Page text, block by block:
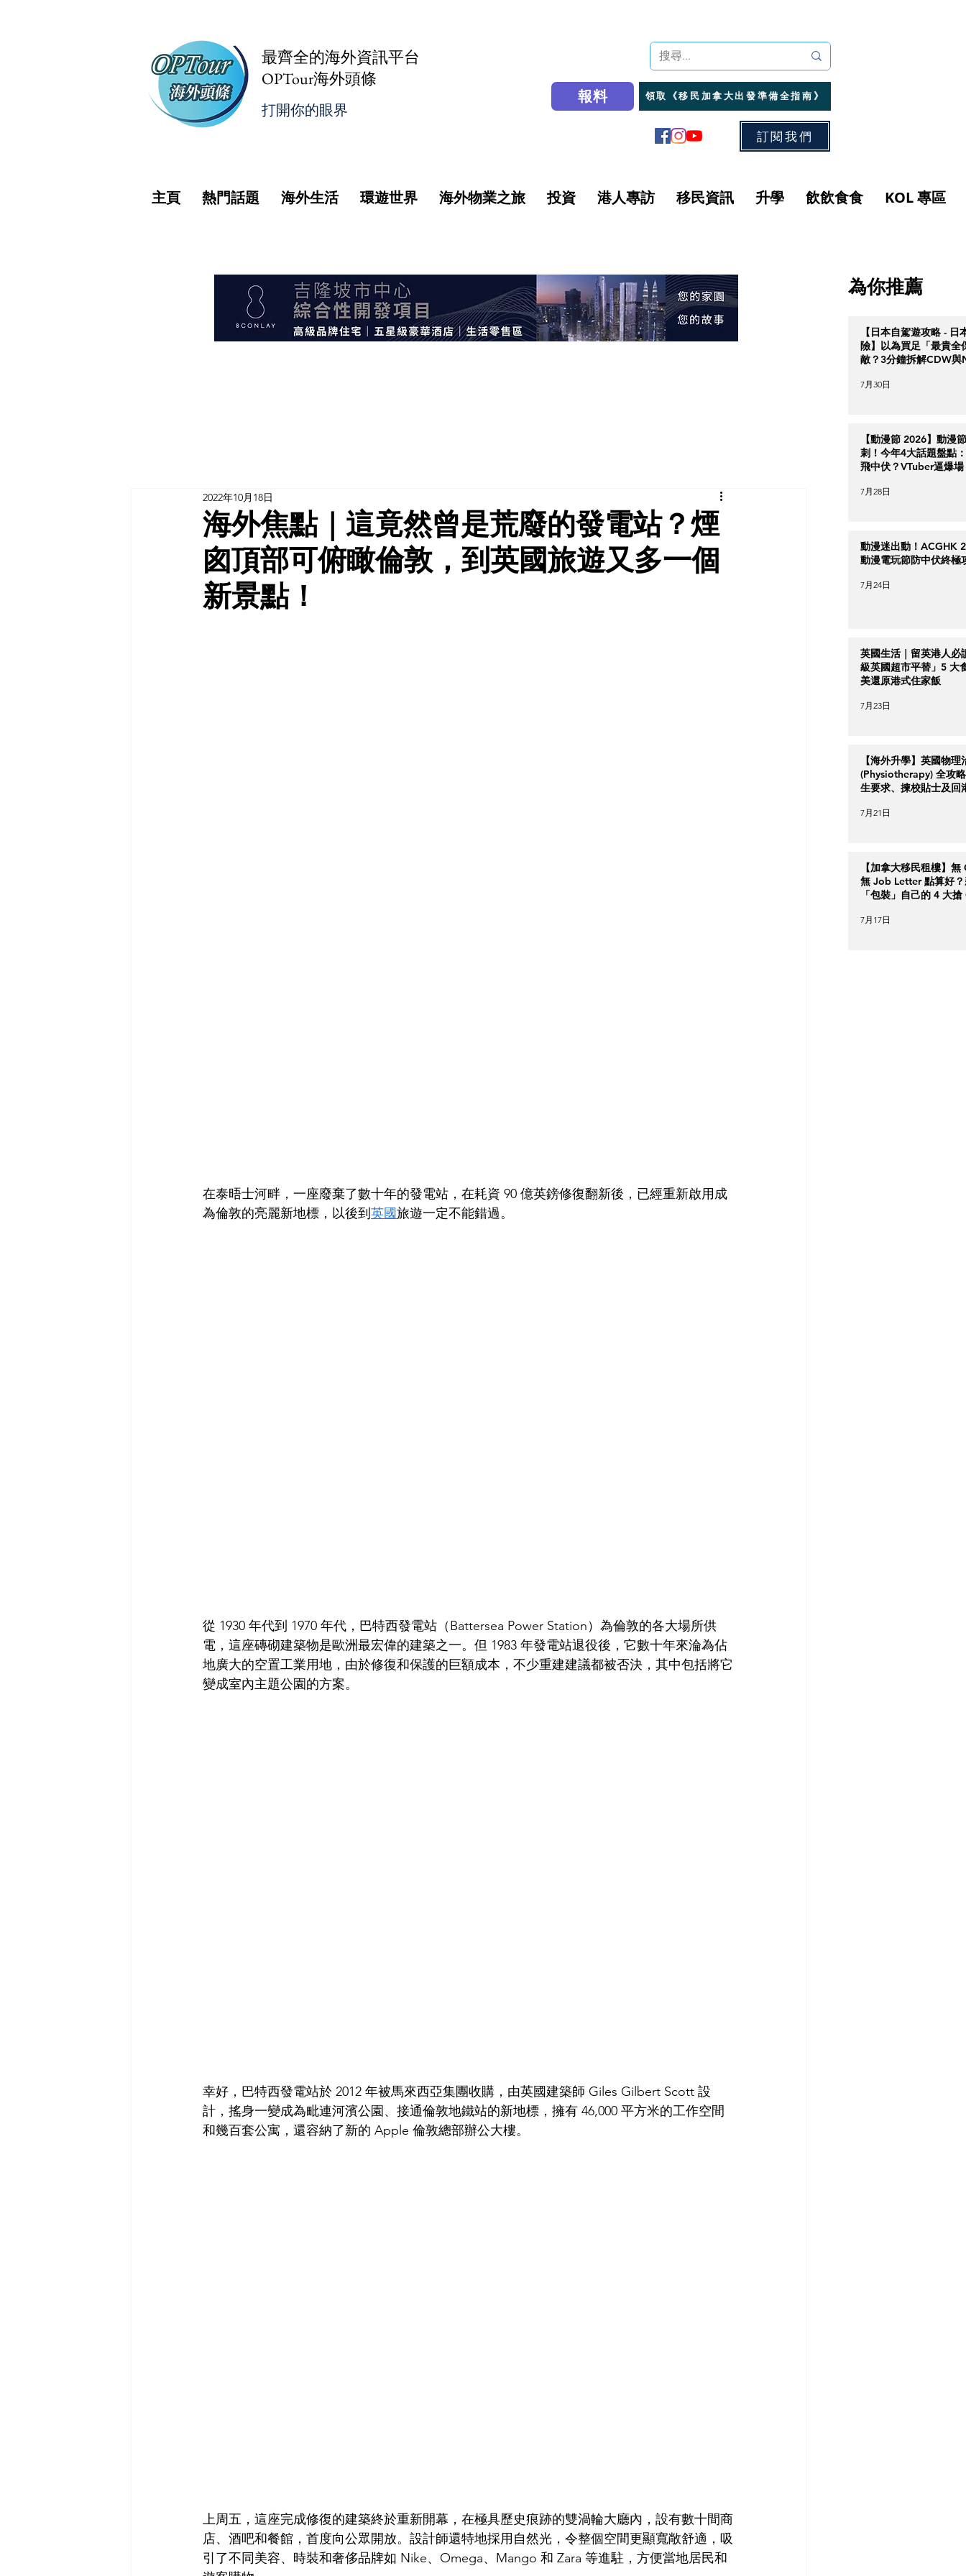
最齊全的海外資訊平台
OPTour海外頭條
打開你的眼界
報料 領取《移民加拿大出發準備全指南》
訂閱我們
主頁 熱門話題 海外生活 環遊世界 海外物業之旅 投資 港人專訪 移民資訊 升學 飲飲食食 KOL 專區
海外焦點｜這竟然曾是荒廢的發電站？煙
囪頂部可俯瞰倫敦，到英國旅遊又多一個
新景點！
2022年10月18日
在泰晤士河畔，一座廢棄了數十年的發電站，在耗資 90 億英鎊修復翻新後，已經重新啟用成
為倫敦的亮麗新地標，以後到 英國旅遊一定不能錯過。
從 1930 年代到 1970 年代，巴特西發電站（Battersea Power Station）為倫敦的各大場所供
電，這座磚砌建築物是歐洲最宏偉的建築之一。但 1983 年發電站退役後，它數十年來淪為佔
地廣大的空置工業用地，由於修復和保護的巨額成本，不少重建建議都被否決，其中包括將它
變成室內主題公園的方案。
幸好，巴特西發電站於 2012 年被馬來西亞集團收購，由英國建築師 Giles Gilbert Scott 設
計，搖身一變成為毗連河濱公園、接通倫敦地鐵站的新地標，擁有 46,000 平方米的工作空間
和幾百套​​公寓，還容納了新的 Apple 倫敦總部辦公大樓。
上周五，這座完成修復的建築終於重新開幕，在極具歷史痕跡的雙渦輪大廳內，設有數十間商
店、酒吧和餐館，首度向公眾開放。設計師還特地採用自然光，令整個空間更顯寬敞舒適，吸
引了不同美容、時裝和奢侈品牌如 Nike、Omega、Mango 和 Zara 等進駐，方便當地居民和
為你推薦
【日本自駕遊攻略 - 日
險】以為買足「最貴全
敵？3分鐘拆解CDW與
7月30日
【動漫節 2026】動漫
刺！今年4大話題盤點
飛中伏？VTuber逼爆場
7月28日
動漫迷出動！ACGHK
動漫電玩節防中伏終極
7月24日
英國生活｜留英港人必
級英國超市平替」5 大
美還原港式住家飯
7月23日
【海外升學】英國物理
(Physiotherapy) 全攻
生要求、揀校貼士及回
7月21日
【加拿大移民租樓】
無 Job Letter 點算好
「包裝」自己的 4 大
7月17日